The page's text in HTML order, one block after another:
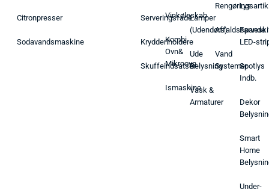
Citronpresser
Sodavandsmaskine
Serveringsfade
Krydderiholdere
Skuffeindsatser
Vinkøleskab
Kombi
Ovn&
Mikroovn
Ismaskine
Lamper
(Udendørs)
Ude
Belysning
Vask &
Armaturer
Affaldsspande
Vand
Systemer
Lys
LED-
Spotlys
Indb.
Dekor
Smart
Home
Under-